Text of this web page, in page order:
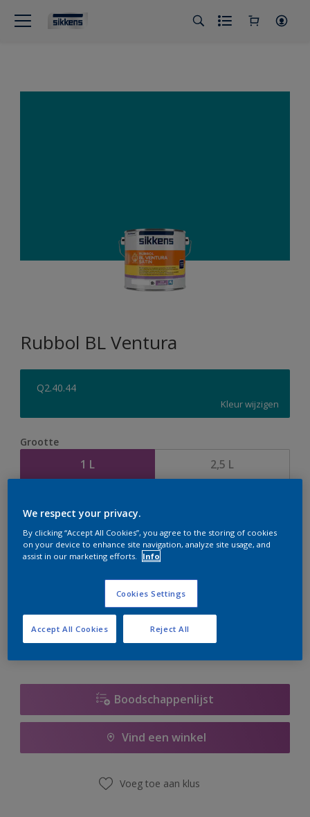
Rubbol BL Ventura
Q2.40.44
Kleur wijzigen
Grootte
1 L 2,5 L
Bereken
Op dit moment is het niet mogelijk dit product online
te bestellen. Houd de website in de gaten, we werken
er hard aan om de voorraad aan te vullen.
Boodschappenlijst
Vind een winkel
Voeg toe aan klus
We respect your privacy.
By clicking “Accept All Cookies”, you agree to the storing of cookies
on your device to enhance site navigation, analyze site usage, and
assist in our marketing efforts.
Info
Cookies Settings
Reject All
Accept All Cookies